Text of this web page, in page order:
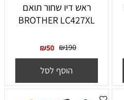
ראש דיו שחור תואם
BROTHER LC427XL
₪190
₪50
הוסף לסל